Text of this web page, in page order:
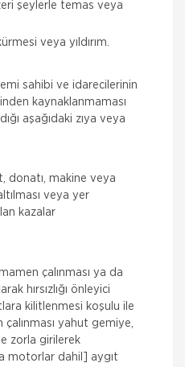
şeylerle temas veya
veya yıldırım.
sahibi ve idarecilerinin
kaynaklanmaması
aşağıdaki zıya veya
donatı, makine veya
veya yer
kazalar
çalınması ya da
hırsızlığı önleyici
kilitlenmesi koşulu ile
yahut gemiye,
zorla girilerek
motorlar dahil] aygıt